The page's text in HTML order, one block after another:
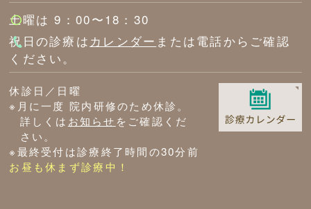
土曜は 9：00〜18：30
祝日の診療は カレンダー または電話からご確認
ください。
休診日／日曜
※月に一度 院内研修のため休診。
詳しくは お知らせ をご確認くだ
さい。
※最終受付は診療終了時間の30分前
お昼も休まず診療中！